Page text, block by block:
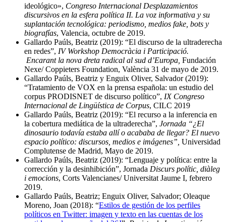
ideológico», Congreso Internacional Desplazamientos
discursivos en la esfera política II. La voz informativa y su
suplantación tecnológica: periodismo, medios fake, bots y
biografías, Valencia, octubre de 2019.
Gallardo Paúls, Beatriz (2019): “El discurso de la ultraderecha
en redes”, IV Workshop Democràcia i Participació.
Encarant la nova dreta radical al sud d’Europa, Fundación
Nexe/ Coppieters Foundation, València 31 de mayo de 2019.
Gallardo Paúls, Beatriz y Enguix Oliver, Salvador (2019):
“Tratamiento de VOX en la prensa española: un estudio del
corpus PRODISNET de discurso político”, IX Congreso
Internacional de Lingüística de Corpus, CILC 2019
Gallardo Paúls, Beatriz (2019): “El recurso a la inferencia en
la cobertura mediática de la ultraderecha”, Jornada “¿El
dinosaurio todavía estaba allí o acababa de llegar? El nuevo
espacio político: discursos, medios e imágenes”, Universidad
Complutense de Madrid, Mayo de 2019.
Gallardo Paúls, Beatriz (2019): “Lenguaje y política: entre la
corrección y la desinhibición”, Jornada Discurs polític, diàleg
i emocions, Corts Valencianes/ Universitat Jaume I, febrero
2019.
Gallardo Paúls, Beatriz; Enguix Oliver, Salvador; Oleaque
Moreno, Joan (2018): “Estilos de gestión de los perfiles
políticos en Twitter: imagen y texto en las cuentas de los